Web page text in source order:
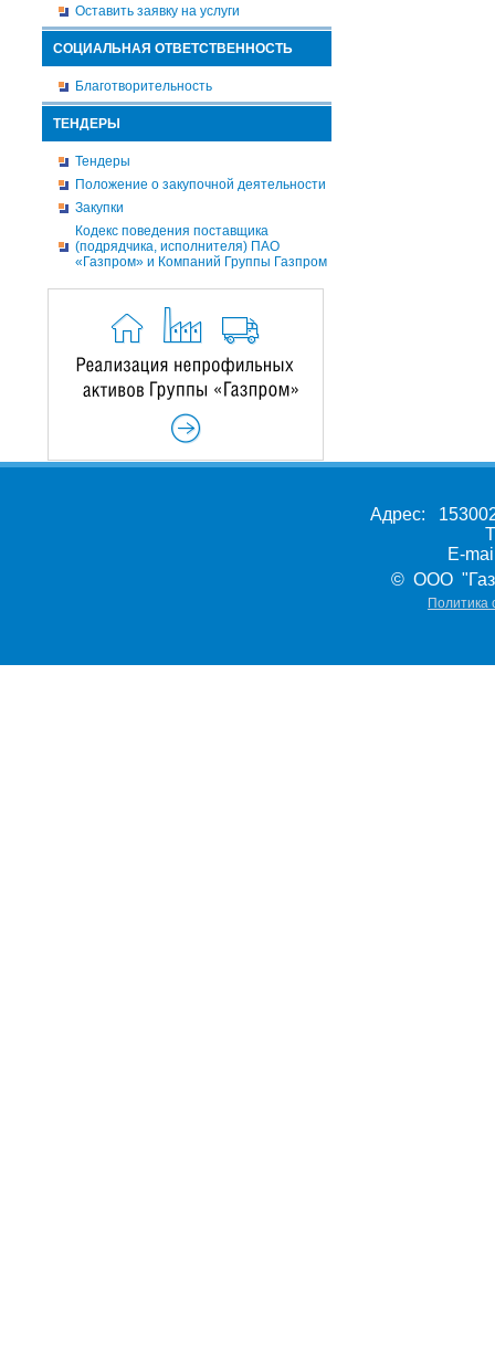
Оставить заявку на услуги
СОЦИАЛЬНАЯ ОТВЕТСТВЕННОСТЬ
Благотворительность
ТЕНДЕРЫ
Тендеры
Положение о закупочной деятельности
Закупки
Кодекс поведения поставщика
(подрядчика, исполнителя) ПАО
«Газпром» и Компаний Группы Газпром
Адрес:
E-
© ООО
Политика